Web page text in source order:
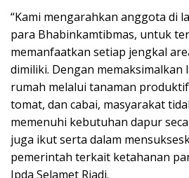
“Kami mengarahkan anggota di
para Bhabinkamtibmas, untuk
memanfaatkan setiap jengkal
dimiliki. Dengan memaksimalkan
rumah melalui tanaman
tomat, dan cabai, masyarakat
memenuhi kebutuhan dapur
juga ikut serta dalam
pemerintah terkait ketahanan
Ipda Selamet Riadi.